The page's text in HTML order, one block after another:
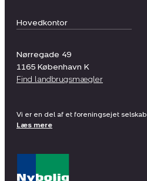
Hovedkontor
Nørregade 49
1165 København K
Find landbrugsmægler
Vi er en del af et foreningsejet selskab
Læs mere